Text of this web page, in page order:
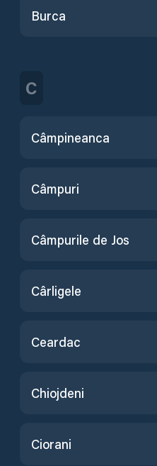
Burca
C
Câmpineanca
Câmpuri
Câmpurile de Jos
Cârligele
Ceardac
Chiojdeni
Ciorani